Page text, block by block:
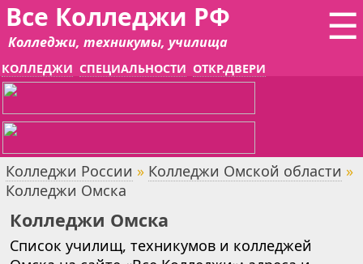
☰
Все Колледжи РФ
Колледжи, техникумы, училища
КОЛЛЕДЖИ СПЕЦИАЛЬНОСТИ ОТКР.ДВЕРИ
Колледжи России » Колледжи Омской области »
Колледжи Омска
Колледжи Омска
Список училищ, техникумов и колледжей